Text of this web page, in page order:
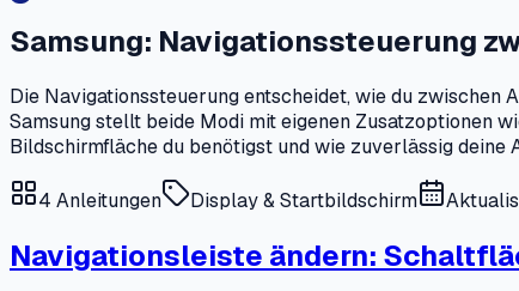
Samsung: Navigationssteuerung
Die Navigationssteuerung entscheidet, wie du
Samsung stellt beide Modi mit eigenen Zusatzoptionen
Bildschirmfläche du benötigst und wie zuverlässig deine
4 Anleitungen Display & Startbildschirm
Navigationsleiste ändern: